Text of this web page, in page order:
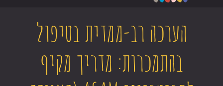
הערכה רב-ממדית בטיפול
בהתמכרות: מדריך מקיף